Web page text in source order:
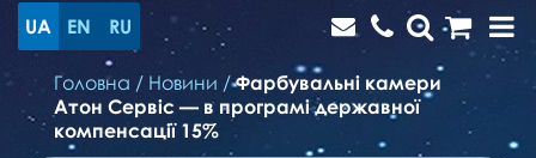
UA EN RU
Головна / Новини /Фарбувальні камери
Атон Сервіс — в програмі державної
компенсації 15%